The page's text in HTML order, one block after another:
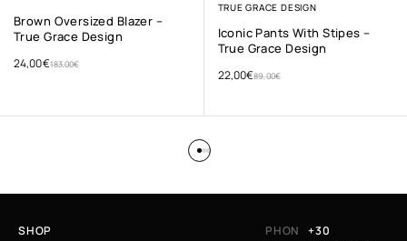
Brown Oversized Blazer –
True Grace Design
183,00€
24,00€
TRUE GRACE DESIGN
Iconic Pants With Stipes –
True Grace Design
89,00€
22,00€
SHOP
PHON
+30